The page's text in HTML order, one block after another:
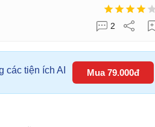
2
các tiện ích AI Mua 79.000đ